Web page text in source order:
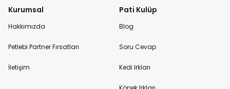
Kurumsal
Hakkımızda
Petlebi Partner Fırsatları
İletişim
Pati Kulüp
Blog
Soru Cevap
Kedi Irkları